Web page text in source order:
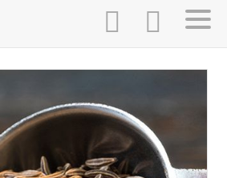
AANMELDEN
RECEPTEN